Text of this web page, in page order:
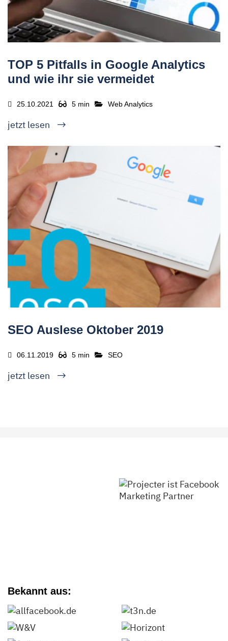
TOP 5 Pitfalls in Google Analytics
und wie ihr sie vermeidet
25.10.2021 5 min Web Analytics
jetzt lesen
SEO Auslese Oktober 2019
06.11.2019 5 min SEO
jetzt lesen
Bekannt aus: